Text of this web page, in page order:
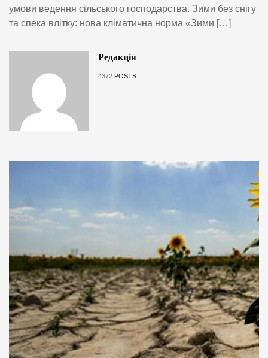
умови ведення сільського господарства. Зими без снігу
та спека влітку: нова кліматична норма «Зими […]
Редакція
4372 POSTS